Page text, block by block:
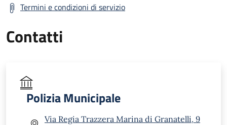
Termini e condizioni di servizio
Contatti
Polizia Municipale
Via Regia Trazzera Marina di Granatelli, 9